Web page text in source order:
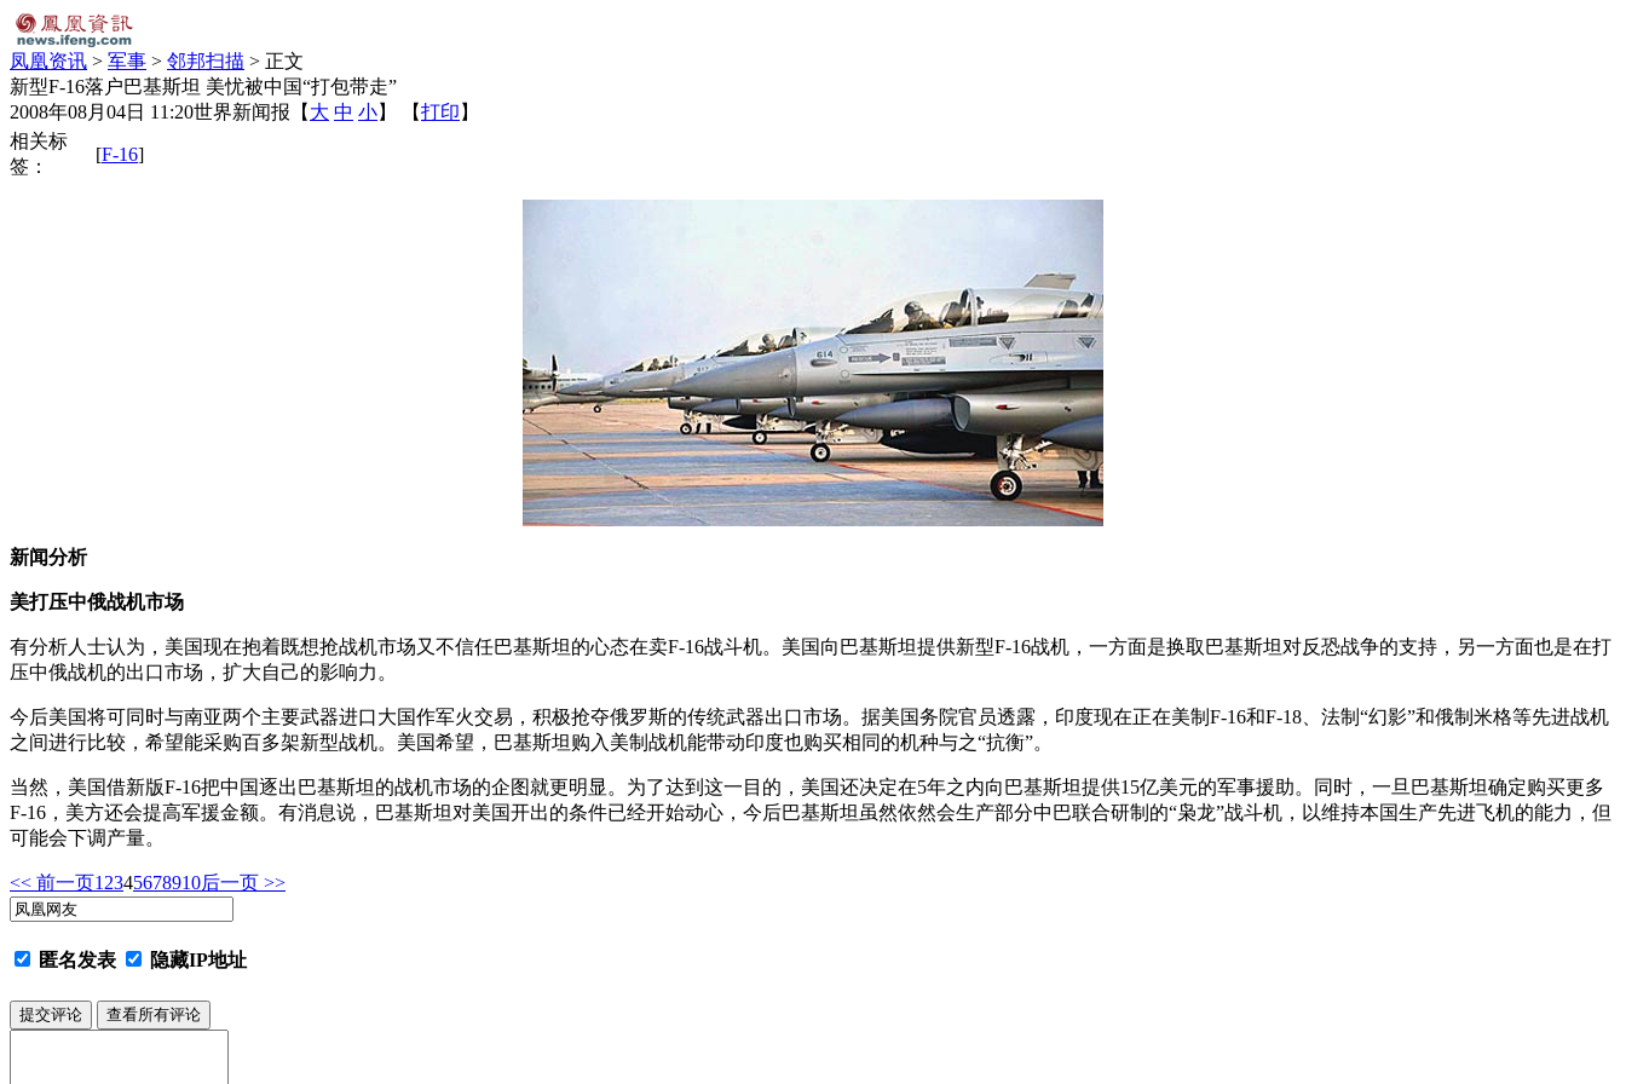
凤凰资讯 > 军事 > 邻邦扫描 > 正文
新型F-16落户巴基斯坦 美忧被中国“打包带走”
2008年08月04日 11:20世界新闻报 【 大 中 小】 【打印 】
相关标
签：
[F-16]
新闻分析
美打压中俄战机市场
有分析人士认为，美国现在抱着既想抢战机市场又不信任巴基斯坦的心态在卖F-16战斗机。美国向巴基斯坦提供新型F-16战机，一方面是换取巴基斯坦对反恐战争的支持，另一方面也是在打
压中俄战机的出口市场，扩大自己的影响力。
今后美国将可同时与南亚两个主要武器进口大国作军火交易，积极抢夺俄罗斯的传统武器出口市场。据美国务院官员透露，印度现在正在美制F-16和F-18、法制“幻影”和俄制米格等先进战机
之间进行比较，希望能采购百多架新型战机。美国希望，巴基斯坦购入美制战机能带动印度也购买相同的机种与之“抗衡”。
当然，美国借新版F-16把中国逐出巴基斯坦的战机市场的企图就更明显。为了达到这一目的，美国还决定在5年之内向巴基斯坦提供15亿美元的军事援助。同时，一旦巴基斯坦确定购买更多
F-16，美方还会提高军援金额。有消息说，巴基斯坦对美国开出的条件已经开始动心，今后巴基斯坦虽然依然会生产部分中巴联合研制的“枭龙”战斗机，以维持本国生产先进飞机的能力，但
可能会下调产量。
<< 前一页1 2345678910后一页 >>
匿名发表 隐藏IP地址